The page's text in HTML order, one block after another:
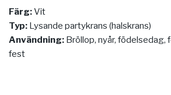
Färg:Vit
Typ: Lysande partykrans (halskrans)
Användning: Bröllop, nyår, födelsedag,
fest